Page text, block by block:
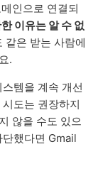
인으로 연결되
이유는 알 수 없
같은 받는 사람에
.
템을 계속 개선
도는 권장하지
않을 수도 있으
했다면 Gmail